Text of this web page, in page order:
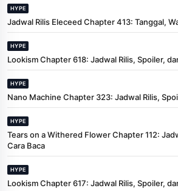
HYPE
Jadwal Rilis Eleceed Chapter 413: Tanggal,
HYPE
Lookism Chapter 618: Jadwal Rilis, Spoiler,
HYPE
Nano Machine Chapter 323: Jadwal Rilis,
HYPE
Tears on a Withered Flower Chapter 112:
Cara Baca
HYPE
Lookism Chapter 617: Jadwal Rilis, Spoiler,